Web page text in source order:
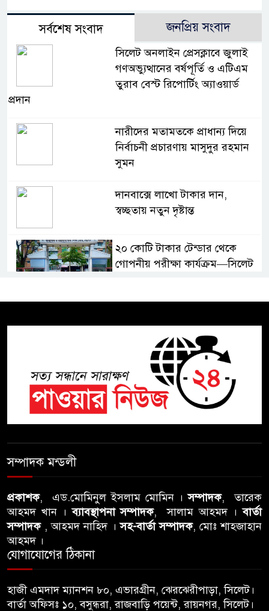
সর্বশেষ সংবাদ জনপ্রিয় সংবাদ
সিলেট অনলাইন প্রেসক্লাবে জুলাই
গণঅভ্যুত্থানের বর্ষপূর্তি ও এটিএম
তুরাব বেস্ট রিপোর্টিং অ্যাওয়ার্ড
প্রদান
নারীদের মতামতকে প্রাধান্য দিয়ে
নির্বাচনী প্রচারণায় মাসুদুর রহমান
সুমন
দানবাক্সে লাখো টাকার দান,
স্বচ্ছতায় নতুন দৃষ্টান্ত
২০ কোটি টাকার টেন্ডার থেকে
গোপনীয় পরীক্ষা কার্যক্রম—সিলেট
সিলেটে চিকিৎসকের কিশোর ছেলের
ঝুলন্ত মরদেহ উদ্ধার
শতাব্দী রায়ের বাড়িতে বিদ্রোহীদের
বৈঠক, পশ্চিমবঙ্গে তৃনমূলে ভাঙনের
ইঙ্গিত !
বিএনপি নেতার ওপর হামলার
আবু তালহা চৌধুরী দ্বিতীয় বারের
মত টাওয়ার হ‍্যামলেটস কাউন্সিলের
গণবিজ্ঞপ্তি নিয়ে সিলেট অনলাইন
প্রেসক্লাবে বিশ্ব মুক্ত গণমাধ্যম দিবসে
সম্পাদক মন্ডলী
প্রকাশক, এড.মোমিনুল ইসলাম মোমিন ।সম্পাদক, তারেক
আহমদ খান ।ব্যাবস্থাপনা সম্পাদক, সালাম আহমদ ।বার্তা
সম্পাদক, আহমদ নাহিদ ।সহ-বার্তা সম্পাদক, মোঃ শাহজাহান
আহমদ ।
যোগাযোগের ঠিকানা
হাজী এমদাদ ম্যানশন ৮০, এভারগ্রীন, ঝেরঝেরীপাড়া, সিলেট।
বার্তা অফিসঃ ১০, বসুন্ধরা, রাজবাড়ি পয়েন্ট, রায়নগর, সিলেট।